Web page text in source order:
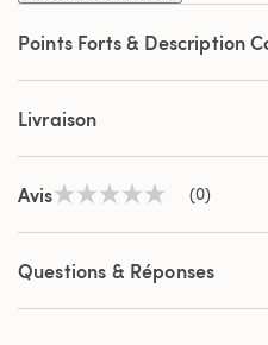
Points Forts & Description
Livraison
AvisAucune
de
notation
Lien
la
(0)
Questions & Réponses